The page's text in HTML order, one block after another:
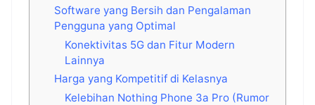
Software yang Bersih dan Pengalaman
Pengguna yang Optimal
Konektivitas 5G dan Fitur Modern
Lainnya
Harga yang Kompetitif di Kelasnya
Kelebihan Nothing Phone 3a Pro (Rumor